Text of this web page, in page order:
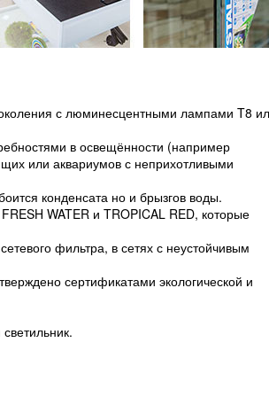
с люминесцентными лампами T8
в освещённости (например
или аквариумов с неприхотливыми
конденсата но и брызгов воды.
WATER и TROPICAL RED, которые
фильтра, в сетях с неустойчивым
сертификатами экологической и